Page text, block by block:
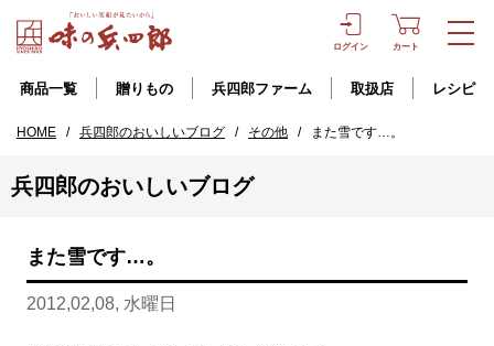
ログイン カート
商品一覧 贈りもの 兵四郎ファーム 取扱店 レシピ
HOME / 兵四郎のおいしいブログ / その他 / また雪です…。
兵四郎のおいしいブログ
また雪です…。
2012,02,08, 水曜日